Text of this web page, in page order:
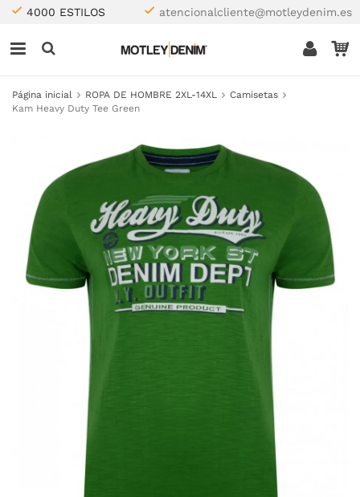
4000 ESTILOS atencionalcliente@motleydenim.es
Página inicial ROPA DE HOMBRE 2XL-14XL
Camisetas
Kam Heavy Duty Tee Green